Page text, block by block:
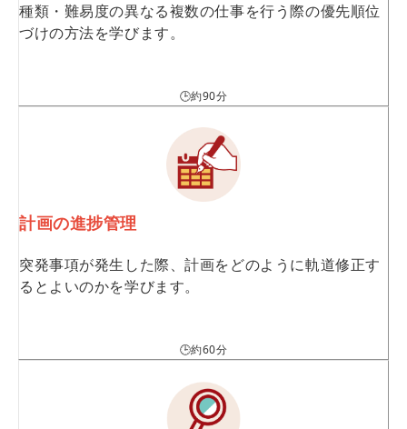
種類・難易度の異なる複数の仕事を行う際の優先順位
づけの方法を学びます。
🕒約90分
計画の進捗管理
突発事項が発生した際、計画をどのように軌道修正す
るとよいのかを学びます。
🕒約60分